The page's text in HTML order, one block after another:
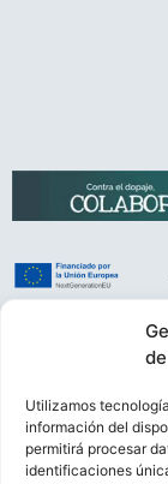
Utilizamos
información del
permitirá procesar
identificaciones
©